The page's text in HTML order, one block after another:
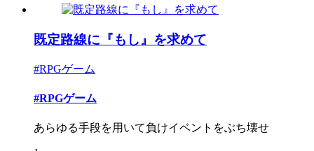
既定路線に『もし』を求めて
#RPGゲーム
#RPGゲーム
あらゆる手段を用いて負けイベントをぶち壊せ